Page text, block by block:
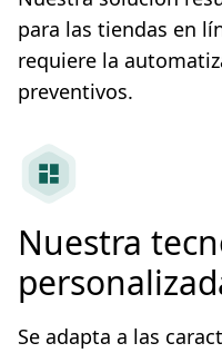
para las tiendas en
requiere la
preventivos.
Nuestra
Se adapta a las